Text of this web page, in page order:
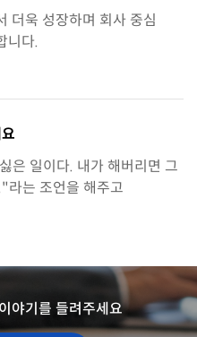
더욱 성장하며 회사 중심
니다.
은 일이다. 내가 해버리면 그
라는 조언을 해주고
야기를 들려주세요